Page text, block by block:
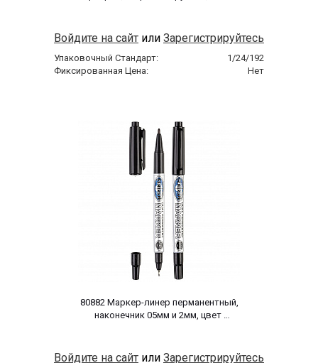
Войдите на сайт или Зарегистрируйтесь
Упаковочный Стандарт:
1/24/192
Фиксированная Цена:
Нет
80882 Маркер-линер перманентный,
наконечник 05мм и 2мм, цвет
Войдите на сайт или Зарегистрируйтесь